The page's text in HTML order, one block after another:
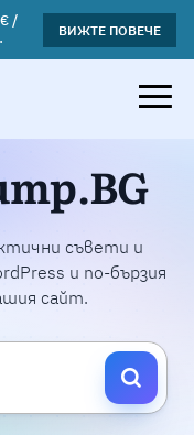
/
ВИЖТЕ ПОВЕЧЕ
ВИЖΤΕ ПОВЕЧЕ
съвети и
и по-бързия
сайт.